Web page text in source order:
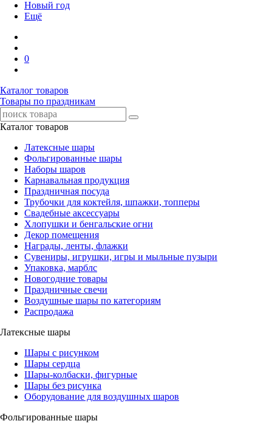
Новый год
Ещё
0
Каталог товаров
Товары по праздникам
Каталог товаров
Латексные шары
Фольгированные шары
Наборы шаров
Карнавальная продукция
Праздничная посуда
Трубочки для коктейля, шпажки, топперы
Свадебные аксессуары
Хлопушки и бенгальские огни
Декор помещения
Награды, ленты, флажки
Сувениры, игрушки, игры и мыльные пузыри
Упаковка, марблс
Новогодние товары
Праздничные свечи
Воздушные шары по категориям
Распродажа
Латексные шары
Шары с рисунком
Шары сердца
Шары-колбаски, фигурные
Шары без рисунка
Оборудование для воздушных шаров
Фольгированные шары